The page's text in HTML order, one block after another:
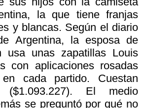
la que tiene franjas
y blancas. Según el diario
Argentina, la esposa de
usa unas zapatillas Louis
con aplicaciones rosadas
cada partido. Cuestan
El medio
se preguntó por qué no